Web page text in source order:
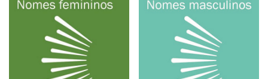
Introduce o código que aparece na imaxe:
Texto de verificación